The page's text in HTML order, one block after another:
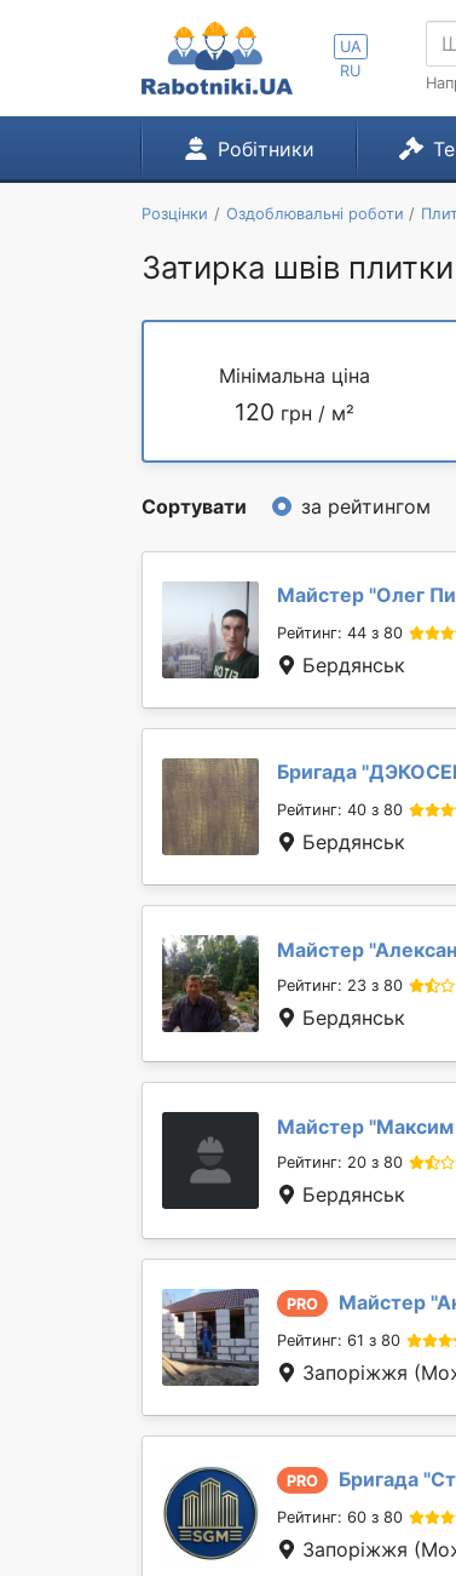
UA
RU
Робітники
Розцінки Оздоблювальні роботи
Затирка швів
Мінімальна ціна
120 грн / м²
Сортувати за рейтингом
Майстер "Олег
Рейтинг: 44 з 80
Бердянськ
Бригада "
Рейтинг: 40 з 80
Бердянськ
Майстер "
Рейтинг: 23 з 80
Бердянськ
Майстер "Максим
Рейтинг: 20 з 80
Бердянськ
PRO Майстер "
Рейтинг: 61 з 80
Запоріжжя
PRO Бригада "
Рейтинг: 60 з 80
Запоріжжя